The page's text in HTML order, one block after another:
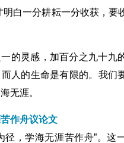
明白一分耕耘一分收获，要
的灵感，加百分之九十九
人的生命是有限的。我们
无涯。
作舟议论文
径，学海无涯苦作舟”。这